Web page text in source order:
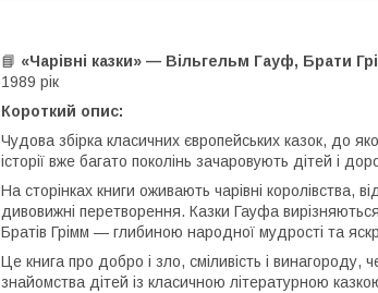
📘 «Чарівні казки» — Вільгельм Гауф, Брати
1989 рік
Короткий опис:
Чудова збірка класичних європейських казок, до
історії вже багато поколінь зачаровують дітей і
На сторінках книги оживають чарівні королівства,
дивовижні перетворення. Казки Гауфа
Братів Грімм — глибиною народної мудрості та
Це книга про добро і зло, сміливість і винагороду,
знайомства дітей із класичною літературною